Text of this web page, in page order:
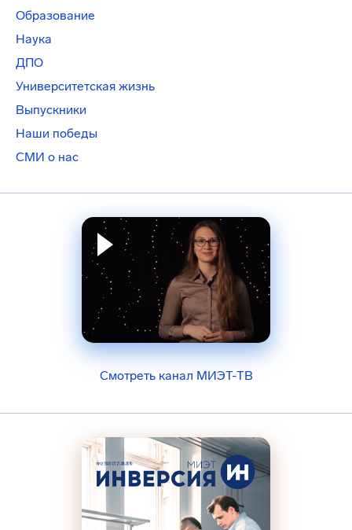
Образование
Наука
ДПО
Университетская жизнь
Выпускники
Наши победы
СМИ о нас
Смотреть канал МИЭТ-ТВ